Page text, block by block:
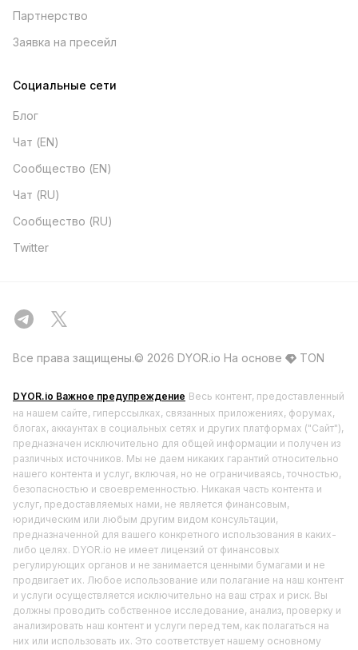
Партнерство
Заявка на пресейл
Социальные сети
Блог
Чат (EN)
Сообщество (EN)
Чат (RU)
Сообщество (RU)
Twitter
Все права защищены.©️ 2026 DYOR.io На основе TON
DYOR.io Важное предупреждение Весь контент, предоставленный
на нашем сайте, гиперссылках, связанных приложениях, форумах,
блогах, аккаунтах в социальных сетях и других платформах ("Сайт"),
предназначен исключительно для общей информации и получен из
различных источников. Мы не даем никаких гарантий относительно
нашего контента и услуг, включая, но не ограничиваясь, точностью,
безопасностью и своевременностью. Никакая часть контента и
услуг, предоставляемых нами, не является финансовым,
юридическим или любым другим видом консультации,
предназначенной для вашего конкретного использования в каких-
либо целях. DYOR.io не имеет лицензий от финансовых
регулирующих органов и не занимается ценными бумагами и не
продвигает их. Любое использование или полагание на наш контент
и услуги осуществляется исключительно на ваш страх и риск. Вы
должны проводить собственное исследование, анализ, проверку и
анализировать наш контент и услуги перед тем, как полагаться на
них или использовать их. Это соответствует нашему основному